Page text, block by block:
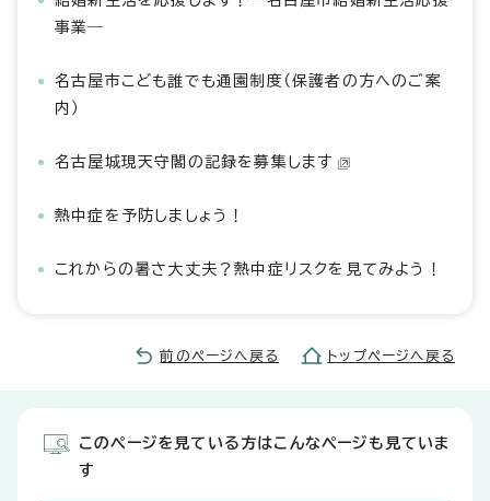
事業―
名古屋市こども誰でも通園制度（保護者の方へのご案
内）
名古屋城現天守閣の記録を募集します
熱中症を予防しましょう！
これからの暑さ大丈夫？熱中症リスクを見てみよう！
前のページへ戻る トップページへ戻る
このページを見ている方はこんなページも見ていま
す